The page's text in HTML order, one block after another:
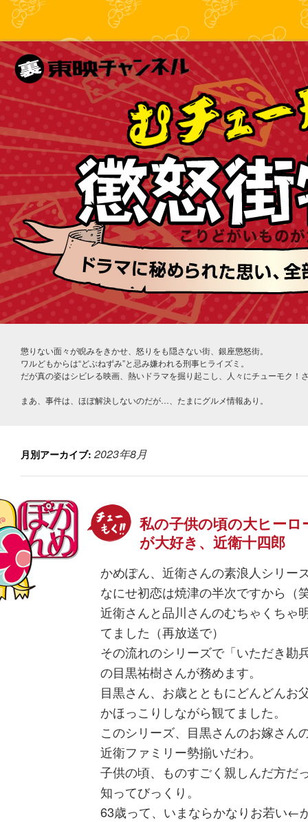
懲りない面々が睨みをきかせ、怒りをも隠さない街、銀座懲怒街。
ワルどもからは“どぶねずみ”と忌み嫌われる刑事ヒライズミ。
だが真の姿はシビレる映画、熱いドラマを掘り起こし、人々にチューモク！
まあ、事件は、ほぼ解決しないのだが…、たまにグルメ情報あり。
月別アーカイブ: 2023年8月
私の子供の頃の大ヒー
が大好き、近衛十四郎
かめぽん、近衛さんの素浪人シリー
なにせ初恋は焼津の半次ですから（
近衛さんと品川さんのむちゃくちゃ
てました（再放送で）
その流れのシリーズで「いただき勘
の目黒祐樹さんが務めます。
目黒さん、お歳とともにどんどんお
かほっこりしながら観てました。
このシリーズ、目黒さんのお嫁さん
近衛ファミリー勢揃いだわ。
子供の頃、ものすごく親しんだ方だ
知ってびっくり。
63歳って、いまならかなりお若い←